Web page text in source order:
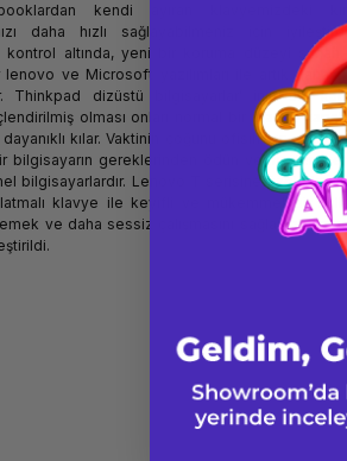
kendi ayıran klavyemizdeki
daha hızlı sağlayabilmeniz için
kontrol altında, yeni bir koruma düzeyi sunan
ve Microsoft yazılımları ile artık daha
Thinkpad dizüstü bilgisayarlar’ inin üst
olması onları normal bir plastik
kılar. Vaktinin çoğunu ofisinden uzakta
bilgisayarın gereklerinden ödün vermeden
bilgisayarlardır. Lenovo T serisine özel olarak
klavye ile keyifli ve mükemmel bir
ve daha sessiz çalışmasını sağlamak